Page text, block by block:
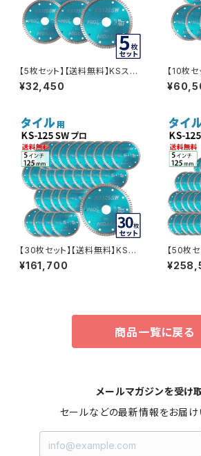
【5枚セット】【送料無料】KSスー
パーウェーブ KS-125SW プロ
5インチ 125ｍｍ ダイヤモンド
¥32,450
【10枚
ーパー
ロ 5イ
【30枚セット】【送料無料】KSス
ーパーウェーブ KS-125SW プ
ロ 5インチ 125ｍｍ ダイヤモン
¥161,700
【50枚
ーパー
ロ 5イ
商品一覧に戻る
メールマガジンを受け
セールなどの最新情報をお届け